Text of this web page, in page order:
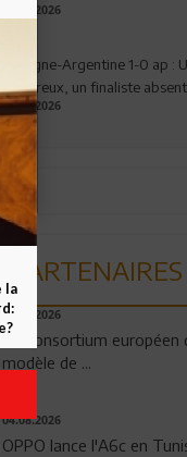
17.07.2026
Espagne-Argentine 1-0 ap :
valeureux, un finaliste absent
19.07.2026
PARTENAIRES
06.08.2026
Un consortium européen
modèle de ...
04.08.2026
OPPO lance l'A6c en
la